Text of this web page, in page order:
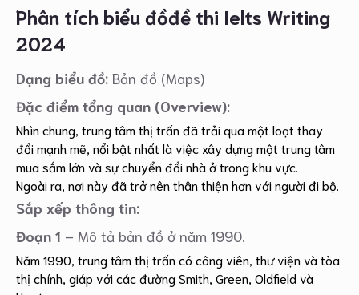
Phân tích biểu đồđề thi Ielts Writing
2024
Dạng biểu đồ: Bản đồ (Maps)
Đặc điểm tổng quan (Overview):
Nhìn chung, trung tâm thị trấn đã trải qua một loạt thay
đổi mạnh mẽ, nổi bật nhất là việc xây dựng một trung tâm
mua sắm lớn và sự chuyển đổi nhà ở trong khu vực.
Ngoài ra, nơi này đã trở nên thân thiện hơn với người đi bộ.
Sắp xếp thông tin:
Đoạn 1 – Mô tả bản đồ ở năm 1990.
Năm 1990, trung tâm thị trấn có công viên, thư viện và tòa
thị chính, giáp với các đường Smith, Green, Oldfield và